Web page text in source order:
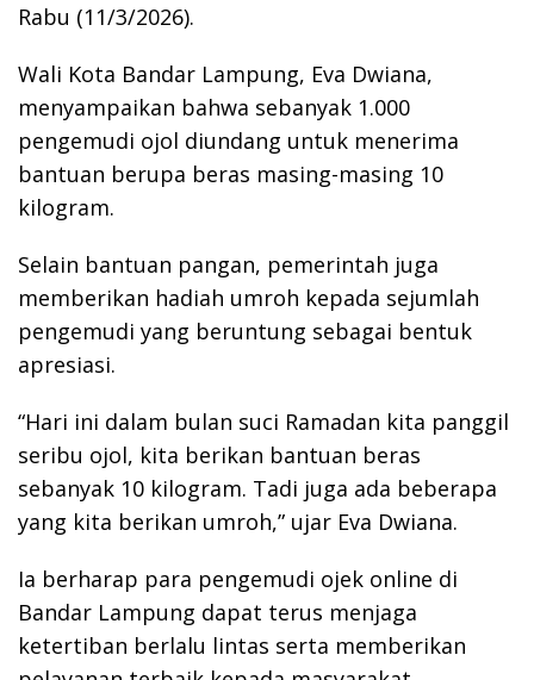
Rabu (11/3/2026).
Wali Kota Bandar Lampung, Eva Dwiana,
menyampaikan bahwa sebanyak 1.000
pengemudi ojol diundang untuk menerima
bantuan berupa beras masing-masing 10
kilogram.
Selain bantuan pangan, pemerintah juga
memberikan hadiah umroh kepada sejumlah
pengemudi yang beruntung sebagai bentuk
apresiasi.
“Hari ini dalam bulan suci Ramadan kita panggil
seribu ojol, kita berikan bantuan beras
sebanyak 10 kilogram. Tadi juga ada beberapa
yang kita berikan umroh,” ujar Eva Dwiana.
Ia berharap para pengemudi ojek online di
Bandar Lampung dapat terus menjaga
ketertiban berlalu lintas serta memberikan